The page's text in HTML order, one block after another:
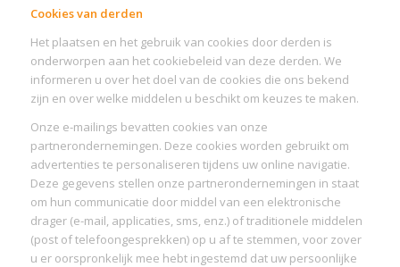
Cookies van derden
Het plaatsen en het gebruik van cookies door derden is
onderworpen aan het cookiebeleid van deze derden. We
informeren u over het doel van de cookies die ons bekend
zijn en over welke middelen u beschikt om keuzes te maken.
Onze e-mailings bevatten cookies van onze
partnerondernemingen. Deze cookies worden gebruikt om
advertenties te personaliseren tijdens uw online navigatie.
Deze gegevens stellen onze partnerondernemingen in staat
om hun communicatie door middel van een elektronische
drager (e-mail, applicaties, sms, enz.) of traditionele middelen
(post of telefoongesprekken) op u af te stemmen, voor zover
u er oorspronkelijk mee hebt ingestemd dat uw persoonlijke